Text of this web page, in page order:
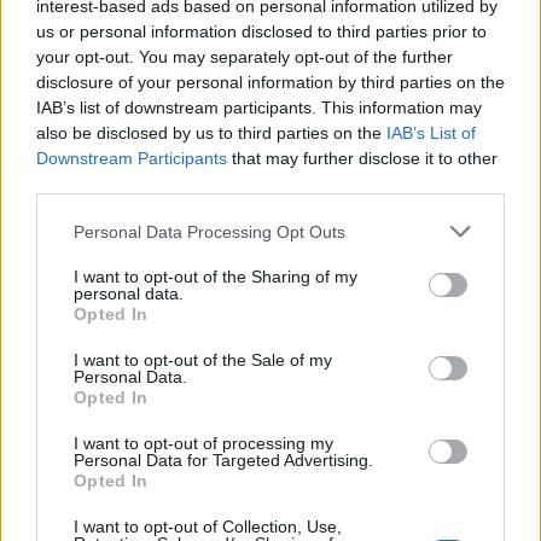
interest-based ads based on personal information utilized by
us or personal information disclosed to third parties prior to
your opt-out. You may separately opt-out of the further
disclosure of your personal information by third parties on the
IAB’s list of downstream participants. This information may
also be disclosed by us to third parties on the IAB’s List of
Downstream Participants that may further disclose it to other
Personal Data Processing Opt Outs
I want to opt-out of the Sharing of my
personal data.
Opted In
I want to opt-out of the Sale of my
Personal Data.
Opted In
I want to opt-out of processing my
Personal Data for Targeted Advertising.
Opted In
I want to opt-out of Collection, Use,
løsninger som gjør den 14-meter lange
båten til et godt eksempel på en type
bruksfartøyer som er i ferd med å forsvinne.
Vi ber derfor Roy og Mette Lise Hasløgård
komme frem og motta prisen Årets
privatrestaurerte motorbåt «Håbet».
Årets verftsrestaurerte seilbåt
«Trebåter i Redningsselskapets tjeneste er
hovedtema for årets trebåtfestival. Da det
under en storm i Langesundsbukta i 1892
viste seg at datidens losbåter var svært